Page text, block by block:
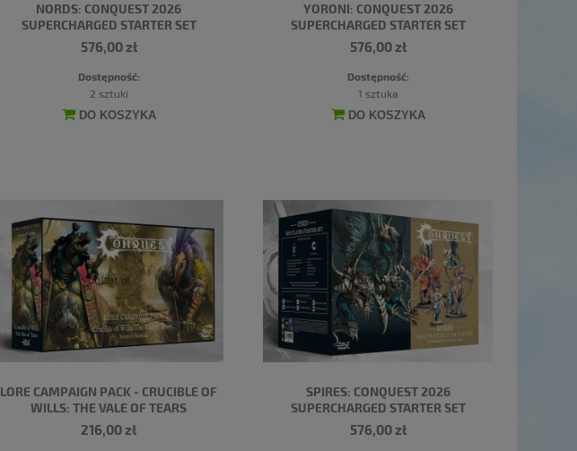
NORDS: CONQUEST 2026
SUPERCHARGED STARTER SET
576,00 zł
Dostępność:
2 sztuki
DO KOSZYKA
YORONI: CONQUEST 2026
SUPERCHARGED STARTER SET
576,00 zł
Dostępność:
1 sztuka
DO KOSZYKA
LORE CAMPAIGN PACK - CRUCIBLE OF
WILLS: THE VALE OF TEARS
216,00 zł
SPIRES: CONQUEST 2026
SUPERCHARGED STARTER SET
576,00 zł